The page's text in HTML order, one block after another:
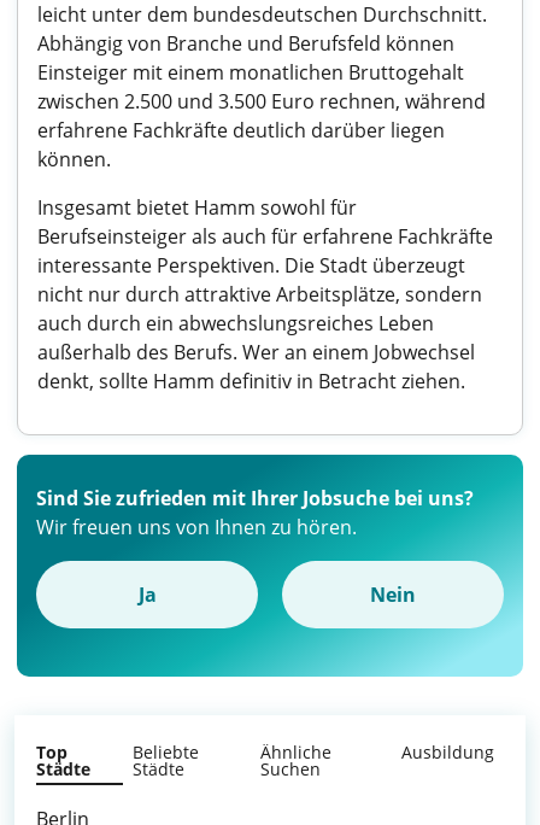
leicht unter dem bundesdeutschen Durchschnitt.
Abhängig von Branche und Berufsfeld können
Einsteiger mit einem monatlichen Bruttogehalt
zwischen 2.500 und 3.500 Euro rechnen, während
erfahrene Fachkräfte deutlich darüber liegen
können.
Insgesamt bietet Hamm sowohl für
Berufseinsteiger als auch für erfahrene Fachkräfte
interessante Perspektiven. Die Stadt überzeugt
nicht nur durch attraktive Arbeitsplätze, sondern
auch durch ein abwechslungsreiches Leben
außerhalb des Berufs. Wer an einem Jobwechsel
denkt, sollte Hamm definitiv in Betracht ziehen.
Sind Sie zufrieden mit Ihrer Jobsuche bei uns?
Wir freuen uns von Ihnen zu hören.
Ja Nein
Top
Städte
Beliebte
Städte
Ähnliche
Suchen
Ausbildung
Berlin